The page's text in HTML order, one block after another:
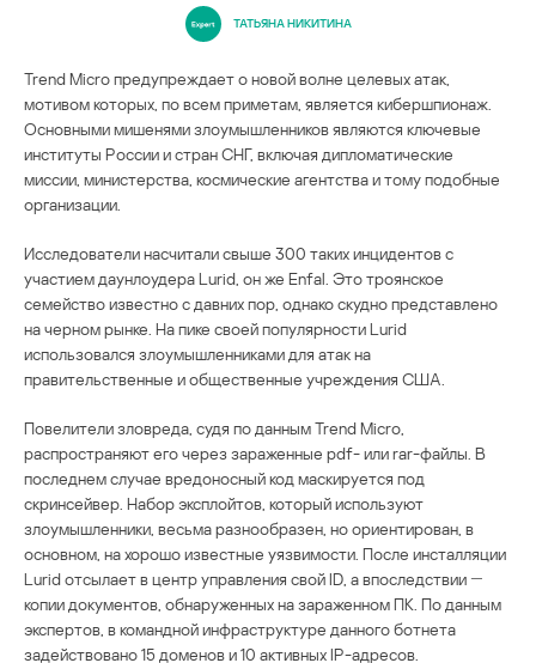
ТАТЬЯНА НИКИТИНА
Trend Micro предупреждает о новой волне целевых атак,
мотивом которых, по всем приметам, является кибершпионаж.
Основными мишенями злоумышленников являются ключевые
институты России и стран СНГ, включая дипломатические
миссии, министерства, космические агентства и тому подобные
организации.
Исследователи насчитали свыше 300 таких инцидентов с
участием даунлоудера Lurid, он же Enfal. Это троянское
семейство известно с давних пор, однако скудно представлено
на черном рынке. На пике своей популярности Lurid
использовался злоумышленниками для атак на
правительственные и общественные учреждения США.
Повелители зловреда, судя по данным Trend Micro,
распространяют его через зараженные pdf- или rar-файлы. В
последнем случае вредоносный код маскируется под
скринсейвер. Набор эксплойтов, который используют
злоумышленники, весьма разнообразен, но ориентирован, в
основном, на хорошо известные уязвимости. После инсталляции
Lurid отсылает в центр управления свой ID, а впоследствии ―
копии документов, обнаруженных на зараженном ПК. По данным
экспертов, в командной инфраструктуре данного ботнета
задействовано 15 доменов и 10 активных IP-адресов.